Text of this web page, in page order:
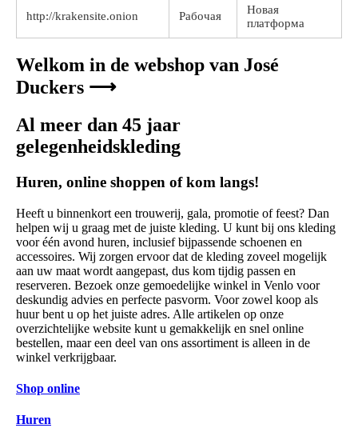
http://krakensite.onion Рабочая
Новая
платформа
Welkom in de webshop van José
Duckers ⟶
Al meer dan 45 jaar
gelegenheidskleding
Huren, online shoppen of kom langs!
Heeft u binnenkort een trouwerij, gala, promotie of feest? Dan
helpen wij u graag met de juiste kleding. U kunt bij ons kleding
voor één avond huren, inclusief bijpassende schoenen en
accessoires. Wij zorgen ervoor dat de kleding zoveel mogelijk
aan uw maat wordt aangepast, dus kom tijdig passen en
reserveren. Bezoek onze gemoedelijke winkel in Venlo voor
deskundig advies en perfecte pasvorm. Voor zowel koop als
huur bent u op het juiste adres. Alle artikelen op onze
overzichtelijke website kunt u gemakkelijk en snel online
bestellen, maar een deel van ons assortiment is alleen in de
winkel verkrijgbaar.
Shop online
Huren